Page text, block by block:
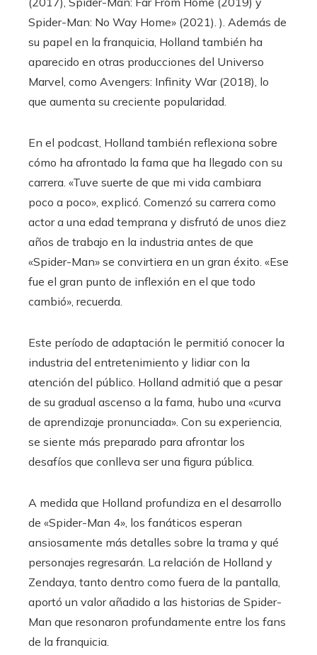
Spider-Man: No Way Home» (2021). ). Además de
su papel en la franquicia, Holland también ha
aparecido en otras producciones del Universo
Marvel, como Avengers: Infinity War (2018), lo
que aumenta su creciente popularidad.
En el podcast, Holland también reflexiona sobre
cómo ha afrontado la fama que ha llegado con su
carrera. «Tuve suerte de que mi vida cambiara
poco a poco», explicó. Comenzó su carrera como
actor a una edad temprana y disfrutó de unos diez
años de trabajo en la industria antes de que
«Spider-Man» se convirtiera en un gran éxito. «Ese
fue el gran punto de inflexión en el que todo
cambió», recuerda.
Este período de adaptación le permitió conocer la
industria del entretenimiento y lidiar con la
atención del público. Holland admitió que a pesar
de su gradual ascenso a la fama, hubo una «curva
de aprendizaje pronunciada». Con su experiencia,
se siente más preparado para afrontar los
desafíos que conlleva ser una figura pública.
A medida que Holland profundiza en el desarrollo
de «Spider-Man 4», los fanáticos esperan
ansiosamente más detalles sobre la trama y qué
personajes regresarán. La relación de Holland y
Zendaya, tanto dentro como fuera de la pantalla,
aportó un valor añadido a las historias de Spider-
Man que resonaron profundamente entre los fans
de la franquicia.